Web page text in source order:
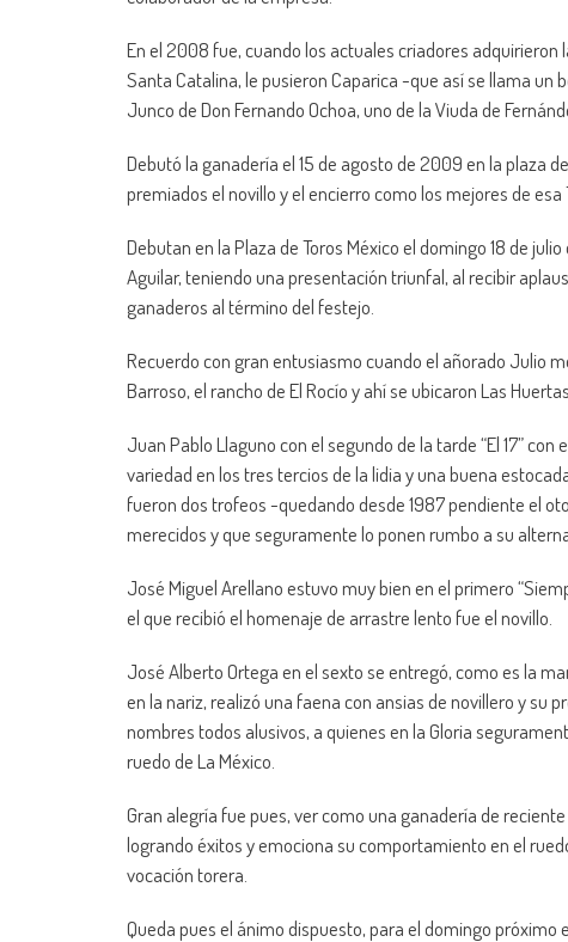
En el 2008 fue, cuando los actuales criadores adquirieron
Santa Catalina, le pusieron Caparica -que así se llama
Junco de Don Fernando Ochoa, uno de la Viuda de
Debutó la ganadería el 15 de agosto de 2009 en la plaza
premiados el novillo y el encierro como los mejores de esa
Debutan en la Plaza de Toros México el domingo 18 de
Aguilar, teniendo una presentación triunfal, al recibir
ganaderos al término del festejo.
Recuerdo con gran entusiasmo cuando el añorado Julio
Barroso, el rancho de El Rocío y ahí se ubicaron Las
Juan Pablo Llaguno con el segundo de la tarde “El 17”
variedad en los tres tercios de la lidia y una buena
fueron dos trofeos -quedando desde 1987 pendiente el
merecidos y que seguramente lo ponen rumbo a su
José Miguel Arellano estuvo muy bien en el primero
el que recibió el homenaje de arrastre lento fue el novillo.
José Alberto Ortega en el sexto se entregó, como es la
en la nariz, realizó una faena con ansias de novillero y su
nombres todos alusivos, a quienes en la Gloria
ruedo de La México.
Gran alegría fue pues, ver como una ganadería de
logrando éxitos y emociona su comportamiento en el
vocación torera.
Queda pues el ánimo dispuesto, para el domingo próximo